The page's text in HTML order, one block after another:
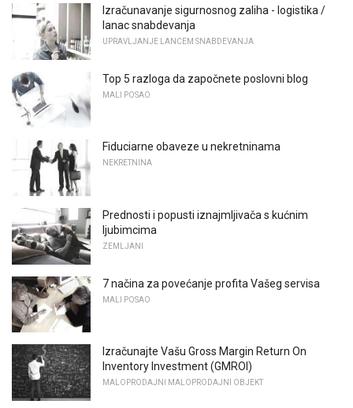
Izračunavanje sigurnosnog zaliha - logistika /
lanac snabdevanja
UPRAVLJANJE LANCEM SNABDEVANJA
Top 5 razloga da započnete poslovni blog
MALI POSAO
Fiduciarne obaveze u nekretninama
NEKRETNINA
Prednosti i popusti iznajmljivača s kućnim
ljubimcima
ZEMLJANI
7 načina za povećanje profita Vašeg servisa
MALI POSAO
Izračunajte Vašu Gross Margin Return On
Inventory Investment (GMROI)
MALOPRODAJNI MALOPRODAJNI OBJEKT